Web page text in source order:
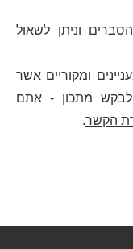
וניתן לשאול
ומקוריים אשר
לבקש מתכון - אתם
הקשר.